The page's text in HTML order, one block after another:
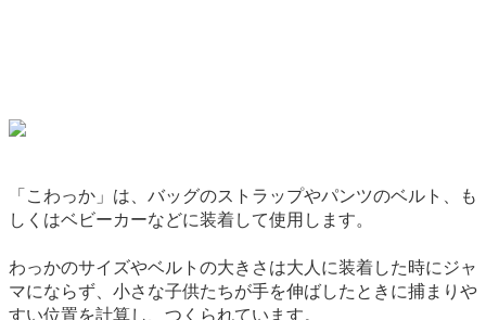
「こわっか」は、バッグのストラップやパンツのベルト、も
しくはベビーカーなどに装着して使用します。
わっかのサイズやベルトの大きさは大人に装着した時にジャ
マにならず、小さな子供たちが手を伸ばしたときに捕まりや
すい位置を計算し、つくられています。